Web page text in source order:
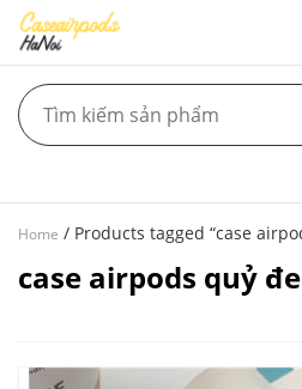
Home / Products tagged “case
case airpods quỷ